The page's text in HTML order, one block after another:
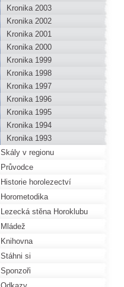
Kronika 2003
Kronika 2002
Kronika 2001
Kronika 2000
Kronika 1999
Kronika 1998
Kronika 1997
Kronika 1996
Kronika 1995
Kronika 1994
Kronika 1993
Skály v regionu
Průvodce
Historie horolezectví
Horometodika
Lezecká stěna Horoklubu
Mládež
Knihovna
Stáhni si
Sponzoři